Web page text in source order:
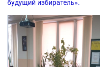
будущий избиратель».